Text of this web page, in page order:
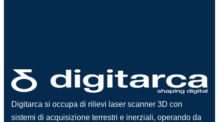
Digitarca si occupa di rilievi laser scanner 3D con
sistemi di acquisizione terrestri e inerziali, operando da